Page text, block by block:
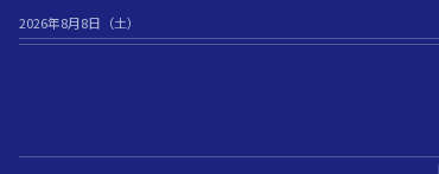
2026年8月8日（土）